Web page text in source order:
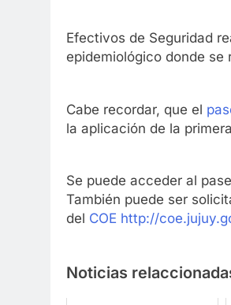
Efectivos de Seguridad
epidemiológico donde se
Cabe recordar, que el
la aplicación de la
Se puede acceder al
También puede ser
del COE http://
Noticias